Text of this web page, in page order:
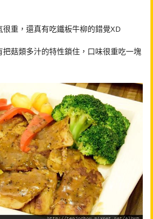
重，還真有吃鐵板牛柳的錯覺XD
菇類多汁的特性鎖住，口味很重吃一塊